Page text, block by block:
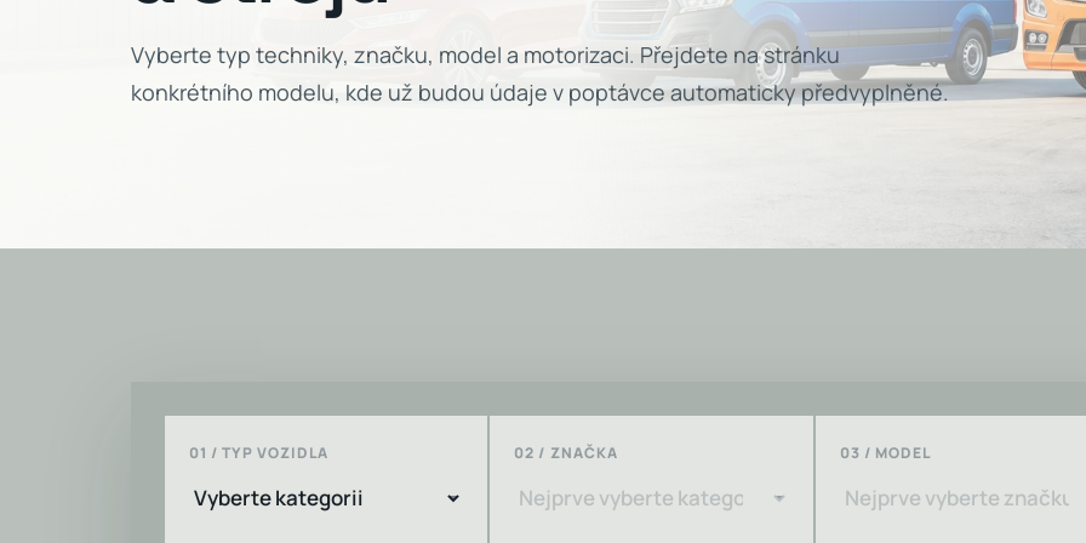
Vyberte typ techniky, značku, model a motorizaci. Přejdete na stránku
konkrétního modelu, kde už budou údaje v poptávce automaticky předvyplněné.
01 / TYP VOZIDLA
Vyberte druh vozidla nebo pracovního stroje.
02 / ZNAČKA
Po výběru kategorie zvolte značku.
03 / MODEL